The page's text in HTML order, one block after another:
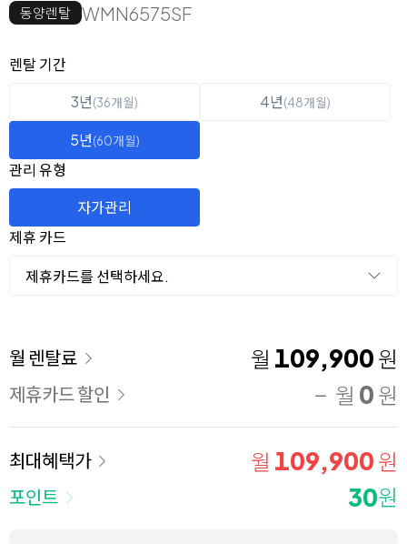
동양렌탈 WMN6575SF
옵션 선택
렌탈 선택
렌탈 기간
3년(36개월) 4년(48개월)
5년(60개월)
관리 유형
자가관리
제휴 카드
제휴카드를 선택하세요.
이용 요금
월 렌탈료 월 109,900 원
제휴카드 할인 월 0 원
최대혜택가 월 109,900 원
포인트 30원